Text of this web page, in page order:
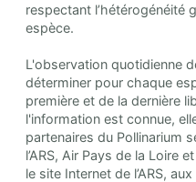
respectant l’hétérogénéité
espèce.
L'observation quotidienne
déterminer pour chaque
première et de la dernière
l'information est connue,
partenaires du Pollinarium
l’ARS, Air Pays de la Loire
le site Internet de l’ARS,